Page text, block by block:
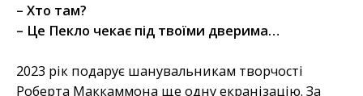
– Хто там?
– Це Пекло чекає під твоїми дверима…
2023 рік подарує шанувальникам творчості
Роберта Маккаммона ще одну екранізацію. За